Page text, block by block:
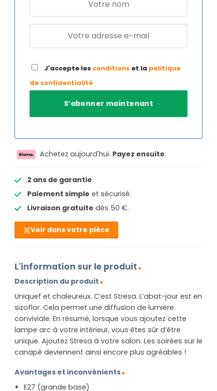
J'accepte les conditions et la politique
de confidentialité
Achetez aujourd'hui. Payez ensuite.
2 ans de garantie
Paiement simple et sécurisé.
Livraison gratuite dés 50 €.
Voir dans votre pièce
L'information sur le produit
Description du produit
Uniquef et chaleureux. C’est Stresa. L’abat-jour est en
sizoflor. Cela permet une diffusion de lumière
conviviale. En résumé, lorsque vous ajoutez cette
lampe arc à votre intérieur, vous êtes sûr d’être
unique. Ajoutez Stresa à votre salon. Les soirées sur le
canapé deviennent ainsi encore plus agréables !
Avantages et inconvénients
E27 (grande base)